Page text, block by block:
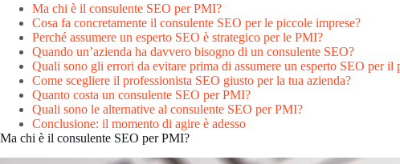
Ma chi è il consulente SEO per PMI?
Cosa fa concretamente il consulente SEO per le piccole imprese?
Perché assumere un esperto SEO è strategico per le PMI?
Quando un’azienda ha davvero bisogno di un consulente SEO?
Quali sono gli errori da evitare prima di assumere un esperto SEO per il
Come scegliere il professionista SEO giusto per la tua azienda?
Quanto costa un consulente SEO per PMI?
Quali sono le alternative al consulente SEO per PMI?
Conclusione: il momento di agire è adesso
Ma chi è il consulente SEO per PMI?